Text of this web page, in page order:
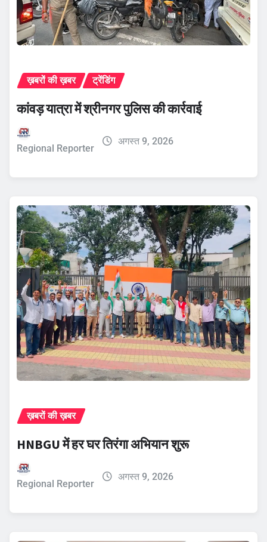
ख़बरों की ख़बर ट्रेंडिंग
कांवड़ यात्रा में श्रीनगर पुलिस की कार्रवाई
Regional Reporter
अगस्त 9, 2026
ख़बरों की ख़बर
HNBGU में हर घर तिरंगा अभियान शुरू
Regional Reporter
अगस्त 9, 2026